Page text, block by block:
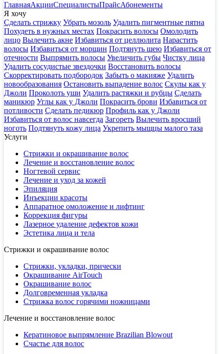
ГлавнаяАкцииСпециалистыПрайсАбонементы
Я хочу
Сделать стрижку Убрать мозоль Удалить пигментные пятна
Похудеть в нужных местах Покрасить волосы Омолодить
лицо Вылечить акне Избавиться от целлюлита Нарастить
волосы Избавиться от морщин Подтянуть шею Избавиться от
отечности Выпрямить волосы Увеличить губы Чистку лица
Удалить сосудистые звездочки Восстановить волосы
Скорректировать подбородок Забыть о макияже Удалить
новообразования Остановить выпадение волос Скулы как у
Джоли Проколоть уши Удалить растяжки и рубцы Сделать
маникюр Углы как у Джоли Покрасить брови Избавиться от
потливости Сделать педикюр Профиль как у Джоли
Избавиться от волос навсегда Загореть Вылечить вросший
ноготь Подтянуть кожу лица Укрепить мыщцы малого таза
Услуги
Стрижки и окрашивание волос
Лечение и восстановление волос
Ногтевой сервис
Лечение и уход за кожей
Эпиляция
Инъекции красоты
Аппаратное омоложение и лифтинг
Коррекция фигуры
Лазерное удаление дефектов кожи
Эстетика лица и тела
Стрижки и окрашивание волос
Стрижки, укладки, прически
Окрашивание AirTouch
Окрашивание волос
Долговременная укладка
Стрижка волос горячими ножницами
Лечение и восстановление волос
Кератиновое выпрямление Brazilian Blowout
Счастье для волос